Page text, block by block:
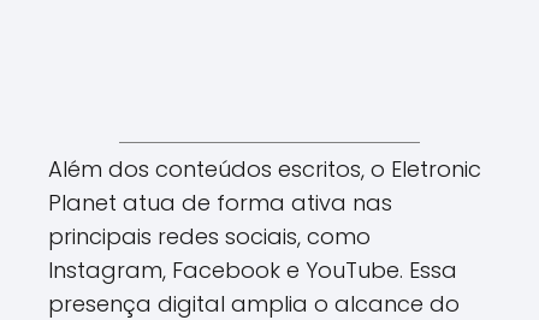
Além dos conteúdos escritos, o Eletronic
Planet atua de forma ativa nas
principais redes sociais, como
Instagram, Facebook e YouTube. Essa
presença digital amplia o alcance do